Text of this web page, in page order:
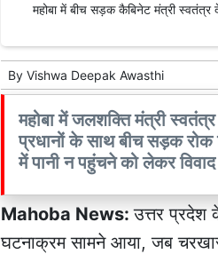
महोबा में बीच सड़क कैबिनेट मंत्री
By Vishwa Deepak Awasthi
महोबा में जलशक्ति मंत्री
प्रधानों के साथ बीच सड़क रोक
में पानी न पहुंचने को लेकर
Mahoba News:उत्तर प्रदेश
घटनाक्रम सामने आया, जब